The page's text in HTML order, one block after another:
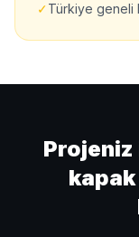
✓Türkiye geneli
Projeniz